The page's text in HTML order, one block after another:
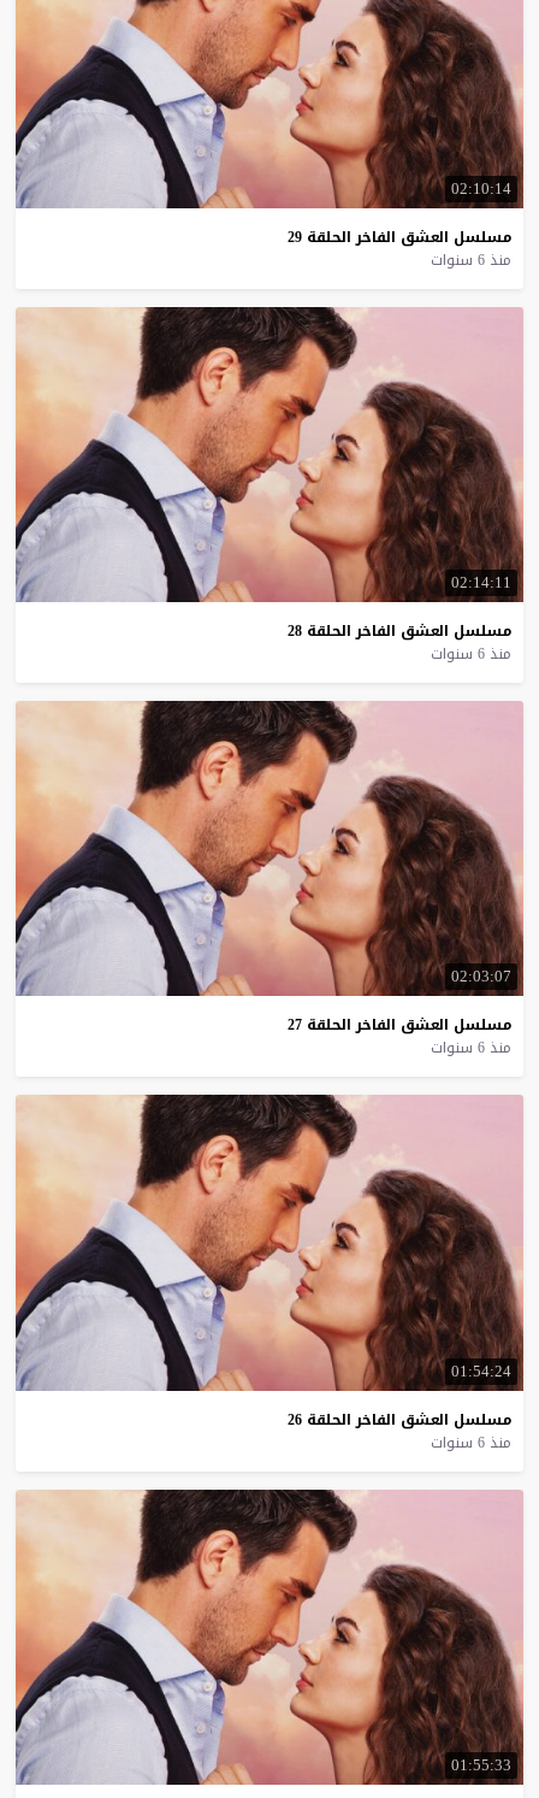
02:10:14
مسلسل العشق الفاخر الحلقة 29
منذ 6 سنوات
02:14:11
مسلسل العشق الفاخر الحلقة 28
منذ 6 سنوات
02:03:07
مسلسل العشق الفاخر الحلقة 27
منذ 6 سنوات
01:54:24
مسلسل العشق الفاخر الحلقة 26
منذ 6 سنوات
01:55:33